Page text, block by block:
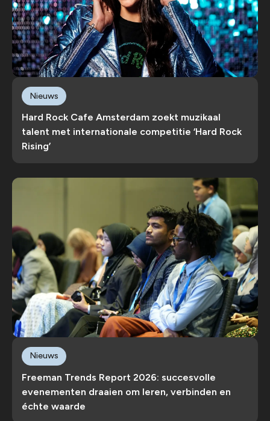
Hard Rock Cafe Amsterdam zoekt muzikaal
talent met internationale competitie ‘Hard Rock
Rising’
Nieuws
Freeman Trends Report 2026: succesvolle
evenementen draaien om leren, verbinden en
échte waarde
Nieuws